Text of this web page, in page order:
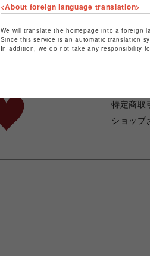
特定商取
ショップ
<About foreign language translation>
We will translate the homepage into a foreign
Since this service is an automatic translation
In addition, we do not take any responsibility